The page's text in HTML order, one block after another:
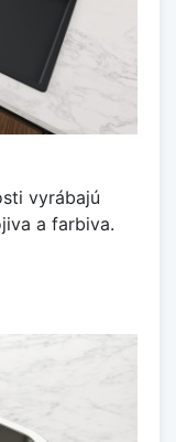
vyrábajú
a farbiva.